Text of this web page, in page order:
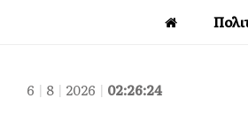
6 | 8 | 2026 | 02:26:25